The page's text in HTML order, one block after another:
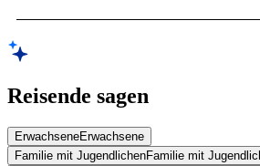
Reisende sagen
ErwachseneErwachsene
Familie mit JugendlichenFamilie mit